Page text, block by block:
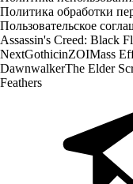
Политика обработки
Пользовательское
Assassin's Creed: Black
NextGothicinZOIMass
DawnwalkerThe Elder
Feathers